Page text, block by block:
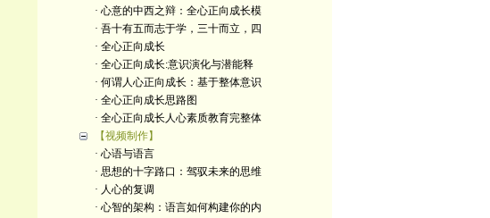
· 心意的中西之辩：全心正向成长模
· 吾十有五而志于学，三十而立，四
· 全心正向成长
· 全心正向成长:意识演化与潜能释
· 何谓人心正向成长：基于整体意识
· 全心正向成长思路图
· 全心正向成长人心素质教育完整体
【视频制作】
· 心语与语言
· 思想的十字路口：驾驭未来的思维
· 人心的复调
· 心智的架构：语言如何构建你的内